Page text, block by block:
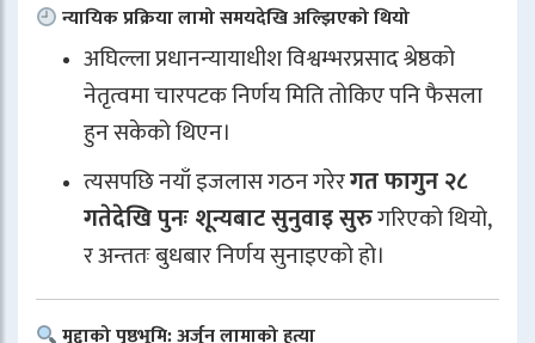
न्यायिक प्रक्रिया लामो समयदेखि अल्झिएको थियो
अघिल्ला प्रधानन्यायाधीश विश्वम्भरप्रसाद श्रेष्ठको
नेतृत्वमा चारपटक निर्णय मिति तोकिए पनि फैसला
हुन सकेको थिएन।
त्यसपछि नयाँ इजलास गठन गरेरगत फागुन २८
गतेदेखि पुनः शून्यबाट सुनुवाइ सुरुगरिएको थियो,
र अन्ततः बुधबार निर्णय सुनाइएको हो।